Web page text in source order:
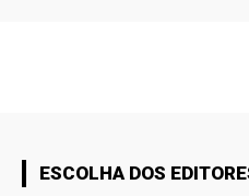
ESCOLHA DOS